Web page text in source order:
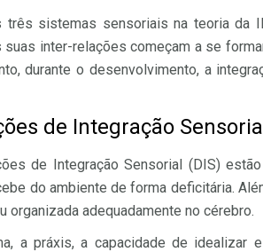
três sistemas sensoriais na teoria da
suas inter-relações começam a se
durante o desenvolvimento, a
de Integração
de Integração Sensorial (DIS)
do ambiente de forma deficitária.
organizada adequadamente no cérebro.
a práxis, a capacidade de idealizar